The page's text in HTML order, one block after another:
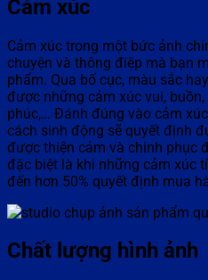
Cảm xúc
Cảm xúc trong một bức ảnh
chuyện và thông điệp mà bạn
phẩm. Qua bố cục, màu sắc
được những cảm xúc vui,
phúc,… Đánh đúng vào cảm
cách sinh động sẽ quyết định
được thiện cảm và chinh phục
đặc biệt là khi những cảm xúc
đến hơn 50% quyết định mua
Chất lượng hình ảnh